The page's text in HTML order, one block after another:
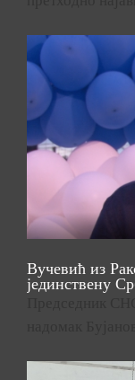
Вучевић из
јединствену
Председник